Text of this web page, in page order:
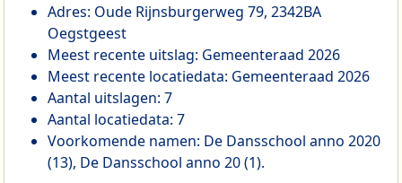
Adres: Oude Rijnsburgerweg 79, 2342BA
Oegstgeest
Meest recente uitslag: Gemeenteraad 2026
Meest recente locatiedata: Gemeenteraad 2026
Aantal uitslagen: 7
Aantal locatiedata: 7
Voorkomende namen: De Dansschool anno 2020
(13), De Dansschool anno 20 (1).